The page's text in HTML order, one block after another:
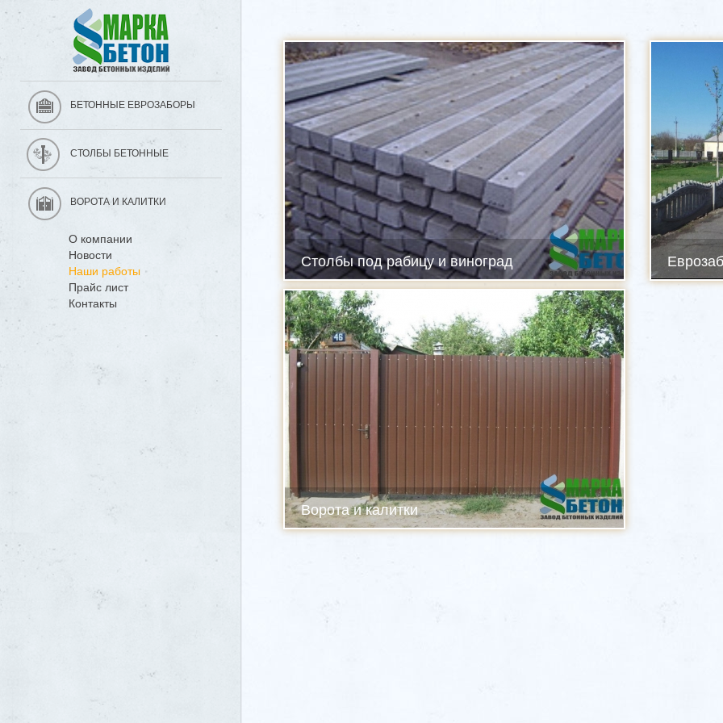
БЕТОННЫЕ ЕВРОЗАБОРЫ
СТОЛБЫ БЕТОННЫЕ
ВОРОТА И КАЛИТКИ
О компании
Новости
Наши работы
Прайс лист
Контакты
Столбы под рабицу и виноград
Ворота и калитки